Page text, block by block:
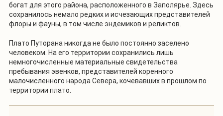
богат для этого района, расположенного в Заполярье. Здесь
сохранилось немало редких и исчезающих представителей
флоры и фауны, в том числе эндемиков и реликтов.
Плато Путорана никогда не было постоянно заселено
человеком. На его территории сохранились лишь
немногочисленные материальные свидетельства
пребывания эвенков, представителей коренного
малочисленного народа Севера, кочевавших в прошлом по
территории плато.